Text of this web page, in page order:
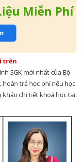
Miễn Phí
trên
SGK mới nhất của Bộ
hoàn trả học phí nếu học
khảo chi tiết khoá học tại: